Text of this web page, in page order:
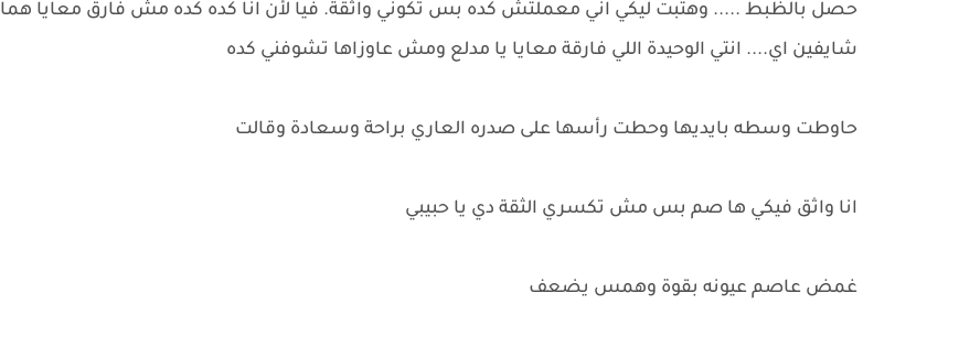
حصل بالظبط ..... وهتبت ليكي اني معملتش كده بس تكوني واثقة. فيا لأن انا كده كده مش فارق معايا هما
شايفين اي.... انتي الوحيدة اللي فارقة معايا يا مدلع ومش عاوزاها تشوفني كده
حاوطت وسطه بايديها وحطت رأسها على صدره العاري براحة وسعادة وقالت
انا واثق فيكي ها صم بس مش تكسري الثقة دي يا حبيبي
غمض عاصم عيونه بقوة وهمس يضعف